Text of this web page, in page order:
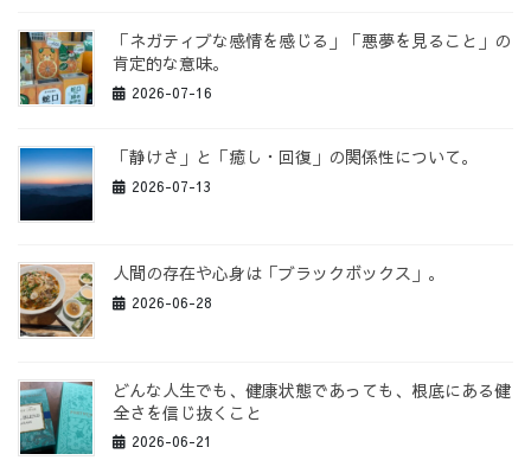
「ネガティブな感情を感じる」「悪夢を見ること」の
肯定的な意味。
2026-07-16
「静けさ」と「癒し・回復」の関係性について。
2026-07-13
人間の存在や心身は「ブラックボックス」。
2026-06-28
どんな人生でも、健康状態であっても、根底にある健
全さを信じ抜くこと
2026-06-21